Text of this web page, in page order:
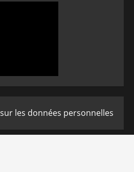
les données personnelles